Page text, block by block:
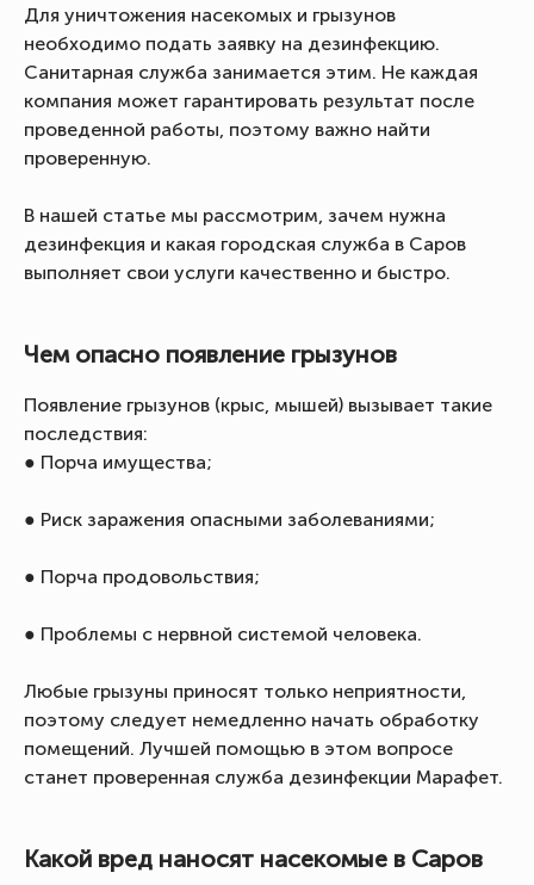
Для уничтожения насекомых и грызунов
необходимо подать заявку на дезинфекцию.
Санитарная служба занимается этим. Не каждая
компания может гарантировать результат после
проведенной работы, поэтому важно найти
проверенную.
В нашей статье мы рассмотрим, зачем нужна
дезинфекция и какая городская служба в Саров
выполняет свои услуги качественно и быстро.
Чем опасно появление грызунов
Появление грызунов (крыс, мышей) вызывает такие
последствия:
● Порча имущества;
● Риск заражения опасными заболеваниями;
● Порча продовольствия;
● Проблемы с нервной системой человека.
Любые грызуны приносят только неприятности,
поэтому следует немедленно начать обработку
помещений. Лучшей помощью в этом вопросе
станет проверенная служба дезинфекции Марафет.
Какой вред наносят насекомые в Саров